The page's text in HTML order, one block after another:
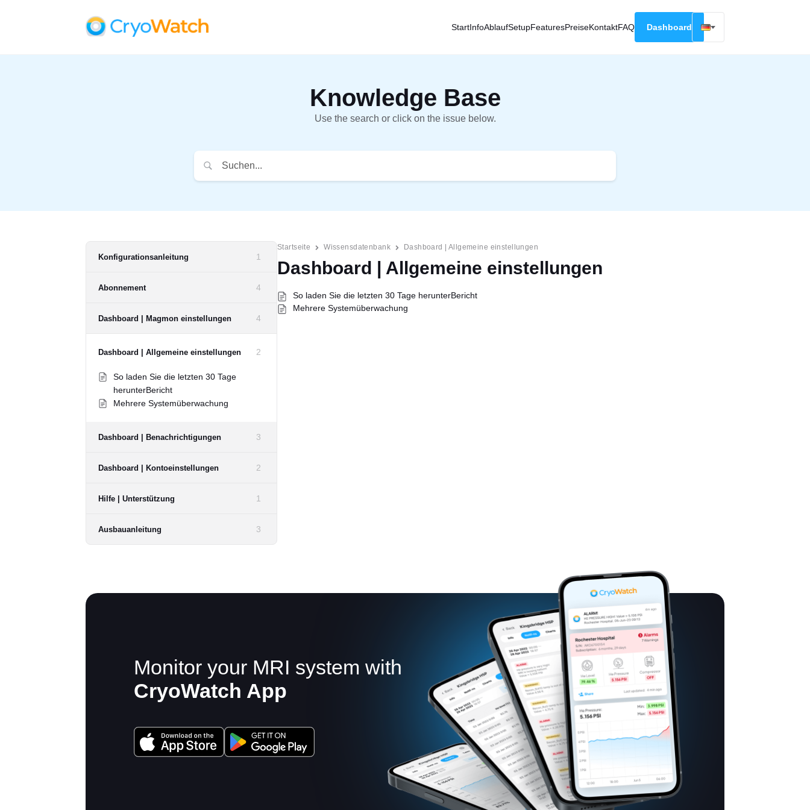
StartInfoAblaufSetupFeaturesPreiseKontaktFAQ Dashboard
Knowledge Base
Use the search or click on the issue below.
Konfigurationsanleitung 1
Abonnement 4
Dashboard | Magmon einstellungen 4
Dashboard | Allgemeine einstellungen 2
So laden Sie die letzten 30 Tage
herunterBericht
Mehrere Systemüberwachung
Dashboard | Benachrichtigungen 3
Dashboard | Kontoeinstellungen 2
Hilfe | Unterstützung 1
Ausbauanleitung 3
Startseite Wissensdatenbank Dashboard | Allgemeine einstellungen
Dashboard | Allgemeine einstellungen
So laden Sie die letzten 30 Tage herunterBericht
Mehrere Systemüberwachung
Monitor your MRI system with
CryoWatch App